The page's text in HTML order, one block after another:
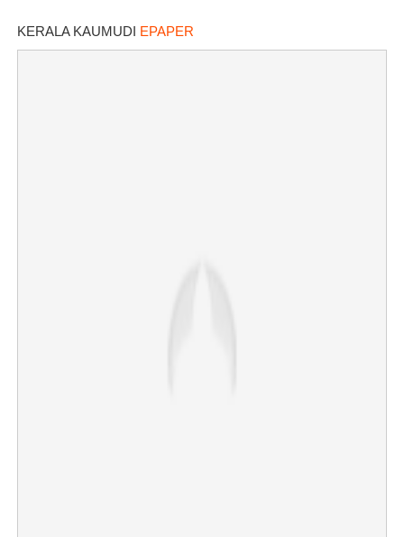
KERALA KAUMUDI EPAPER